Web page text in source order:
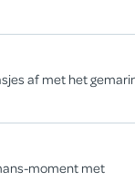
RODE
af met het
moment met